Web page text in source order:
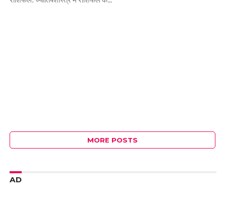
MORE POSTS
AD